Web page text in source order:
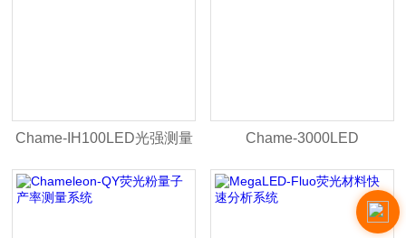
Chame-IH100LED光强测量
仪（检测仪）
Chame-3000LED
Source/Meter